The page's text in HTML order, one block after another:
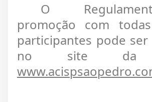
O
promoção com
participantes pode
no site da